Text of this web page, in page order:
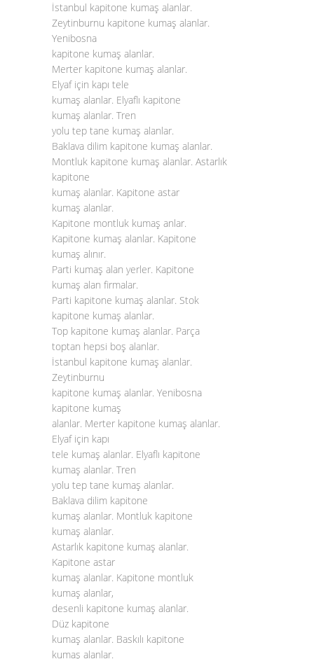
İstanbul kapitone kumaş alanlar.
Zeytinburnu kapitone kumaş alanlar.
Yenibosna
kapitone kumaş alanlar.
Merter kapitone kumaş alanlar.
Elyaf için kapı tele
kumaş alanlar. Elyaflı kapitone
kumaş alanlar. Tren
yolu tep tane kumaş alanlar.
Baklava dilim kapitone kumaş alanlar.
Montluk kapitone kumaş alanlar. Astarlık
kapitone
kumaş alanlar. Kapitone astar
kumaş alanlar.
Kapitone montluk kumaş anlar.
Kapitone kumaş alanlar. Kapitone
kumaş alınır.
Parti kumaş alan yerler. Kapitone
kumaş alan firmalar.
Parti kapitone kumaş alanlar. Stok
kapitone kumaş alanlar.
Top kapitone kumaş alanlar. Parça
toptan hepsi boş alanlar.
İstanbul kapitone kumaş alanlar.
Zeytinburnu
kapitone kumaş alanlar. Yenibosna
kapitone kumaş
alanlar. Merter kapitone kumaş alanlar.
Elyaf için kapı
tele kumaş alanlar. Elyaflı kapitone
kumaş alanlar. Tren
yolu tep tane kumaş alanlar.
Baklava dilim kapitone
kumaş alanlar. Montluk kapitone
kumaş alanlar.
Astarlık kapitone kumaş alanlar.
Kapitone astar
kumaş alanlar. Kapitone montluk
kumaş alanlar,
desenli kapitone kumaş alanlar.
Düz kapitone
kumaş alanlar. Baskılı kapitone
kumaş alanlar.